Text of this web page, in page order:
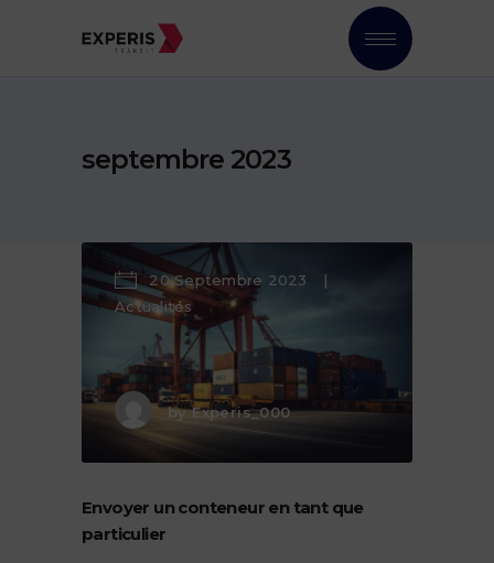
septembre 2023
20 Septembre 2023
Actualités
byExperis_000
Envoyer un conteneur en tant que
particulier